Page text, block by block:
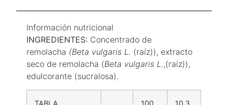
Información nutricional
INGREDIENTES: Concentrado de
remolacha (Beta vulgaris L. (raíz)), extracto
seco de remolacha (Beta vulgaris L.,(raíz)),
edulcorante (sucralosa).
TABLA 100 10,3